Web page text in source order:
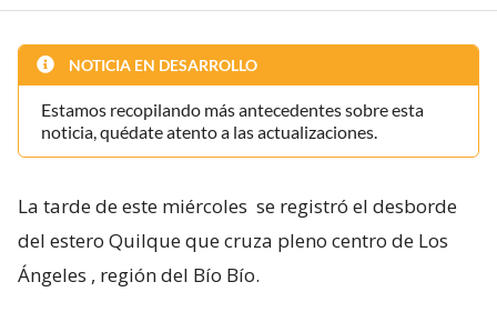
NOTICIA EN DESARROLLO
Estamos recopilando más antecedentes sobre esta
noticia, quédate atento a las actualizaciones.
La tarde de este miércoles se registró el desborde
del estero Quilque que cruza pleno centro de Los
Ángeles , región del Bío Bío.